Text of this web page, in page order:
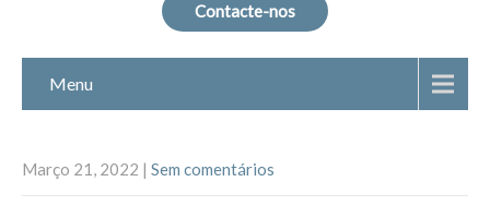
Contacte-nos
Menu
Março 21, 2022 | Sem comentários